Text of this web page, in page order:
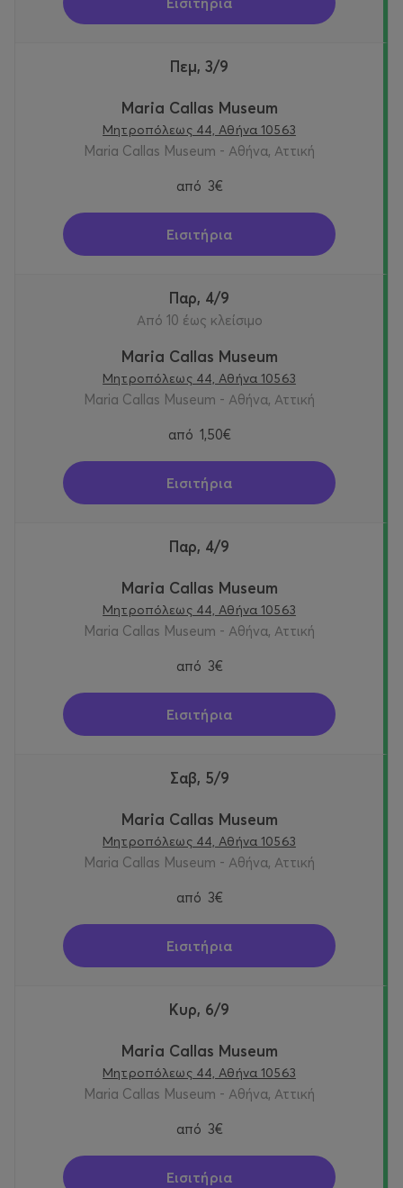
Πεμ, 3/9
Maria Callas Museum
Μητροπόλεως 44, Αθήνα 10563
Maria Callas Museum - Αθήνα, Αττική
από 3€
Εισιτήρια
Παρ, 4/9
Από 10 έως κλείσιμο
Maria Callas Museum
Μητροπόλεως 44, Αθήνα 10563
Maria Callas Museum - Αθήνα, Αττική
από 1,50€
Εισιτήρια
Παρ, 4/9
Maria Callas Museum
Μητροπόλεως 44, Αθήνα 10563
Maria Callas Museum - Αθήνα, Αττική
από 3€
Εισιτήρια
Σαβ, 5/9
Maria Callas Museum
Μητροπόλεως 44, Αθήνα 10563
Maria Callas Museum - Αθήνα, Αττική
από 3€
Εισιτήρια
Κυρ, 6/9
Maria Callas Museum
Μητροπόλεως 44, Αθήνα 10563
Maria Callas Museum - Αθήνα, Αττική
από 3€
Εισιτήρια